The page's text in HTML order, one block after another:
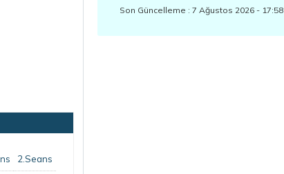
2.Seans
Son Güncelleme : 7 Ağustos 2026 - 17:58